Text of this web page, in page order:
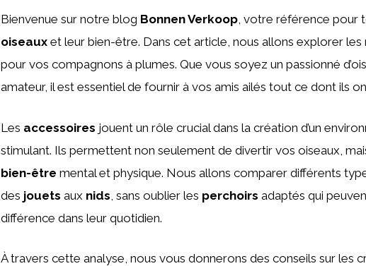
Bienvenue sur notre blog Bonnen Verkoop, votre référence pour
oiseaux et leur bien-être. Dans cet article, nous allons explorer les
pour vos compagnons à plumes. Que vous soyez un passionné
amateur, il est essentiel de fournir à vos amis ailés tout ce dont ils
Les accessoires jouent un rôle crucial dans la création d’un
stimulant. Ils permettent non seulement de divertir vos oiseaux,
bien-être mental et physique. Nous allons comparer différents
des jouets aux nids , sans oublier les perchoirs adaptés qui
différence dans leur quotidien.
À travers cette analyse, nous vous donnerons des conseils sur les